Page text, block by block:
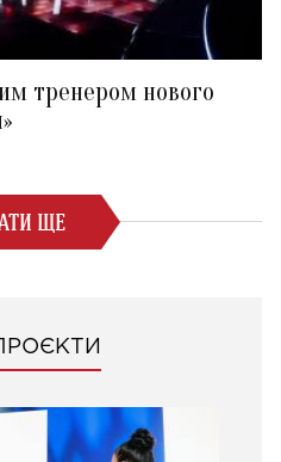
тренером нового
ЩЕ